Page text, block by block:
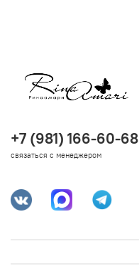
+7 (981) 166-60-68
связаться с менеджером